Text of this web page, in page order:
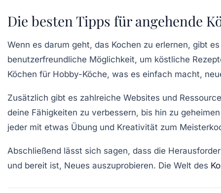
Die besten Tipps für angehende
Wenn es darum geht, das Kochen zu erlernen, gibt
benutzerfreundliche Möglichkeit, um köstliche
Köchen für Hobby-Köche, was es einfach macht,
Zusätzlich gibt es zahlreiche Websites und
deine Fähigkeiten zu verbessern, bis hin zu
jeder mit etwas Übung und Kreativität zum
Abschließend lässt sich sagen, dass die
und bereit ist, Neues auszuprobieren. Die Welt des